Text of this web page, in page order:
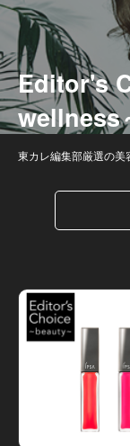
Editor's
wellness
東カレ編集部厳選の美